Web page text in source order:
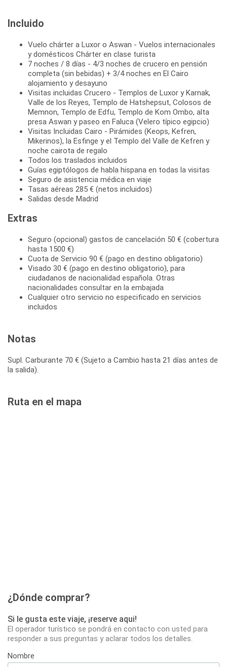
Incluido
Vuelo chárter a Luxor o Aswan - Vuelos internacionales
y domésticos Chárter en clase turista
7 noches / 8 días - 4/3 noches de crucero en pensión
completa (sin bebidas) + 3/4 noches en El Cairo
alojamiento y desayuno
Visitas incluidas Crucero - Templos de Luxor y Karnak,
Valle de los Reyes, Templo de Hatshepsut, Colosos de
Memnon, Templo de Edfu, Templo de Kom Ombo, alta
presa Aswan y paseo en Faluca (Velero típico egipcio)
Visitas Incluidas Cairo - Pirámides (Keops, Kefren,
Mikerinos), la Esfinge y el Templo del Valle de Kefren y
noche cairota de regalo
Todos los traslados incluidos
Guías egiptólogos de habla hispana en todas la visitas
Seguro de asistencia médica en viaje
Tasas aéreas 285 € (netos incluidos)
Salidas desde Madrid
Extras
Seguro (opcional) gastos de cancelación 50 € (cobertura
hasta 1500 €)
Cuota de Servicio 90 € (pago en destino obligatorio)
Visado 30 € (pago en destino obligatorio), para
ciudadanos de nacionalidad española. Otras
nacionalidades consultar en la embajada
Cualquier otro servicio no especificado en servicios
incluidos
Notas
Supl. Carburante 70 € (Sujeto a Cambio hasta 21 días antes de
la salida).
Ruta en el mapa
¿Dónde comprar?
Si le gusta este viaje, ¡reserve aqui!
El operador turístico se pondrá en contacto con usted para
responder a sus preguntas y aclarar todos los detalles.
Nombre